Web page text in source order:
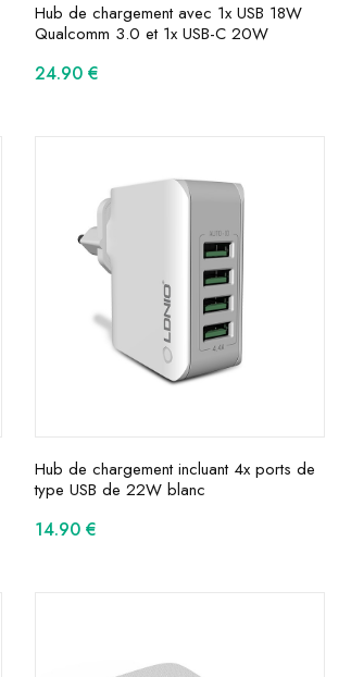
Hub de chargement avec 1x USB 18W
Qualcomm 3.0 et 1x USB-C 20W
24.90 €
Hub de chargement incluant 4x ports de
type USB de 22W blanc
14.90 €